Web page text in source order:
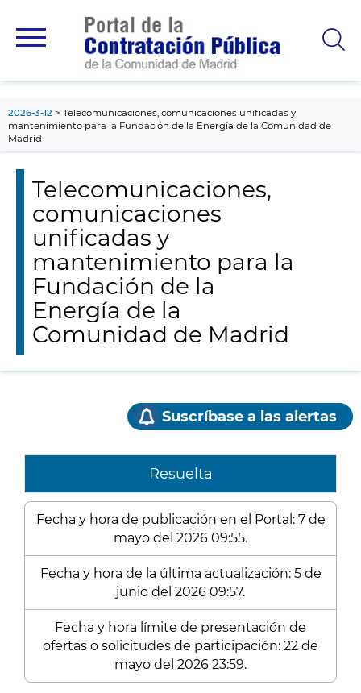
principal
2026-3-12
Telecomunicaciones, comunicaciones unificadas y
mantenimiento para la Fundación de la Energía de la Comunidad de
Madrid
Telecomunicaciones,
comunicaciones
unificadas y
mantenimiento para la
Fundación de la
Energía de la
Comunidad de Madrid
Suscríbase a las alertas
Resuelta
Fecha y hora de publicación en el Portal: 7 de
mayo del 2026 09:55.
Fecha y hora de la última actualización: 5 de
junio del 2026 09:57.
Fecha y hora límite de presentación de
ofertas o solicitudes de participación: 22 de
mayo del 2026 23:59.